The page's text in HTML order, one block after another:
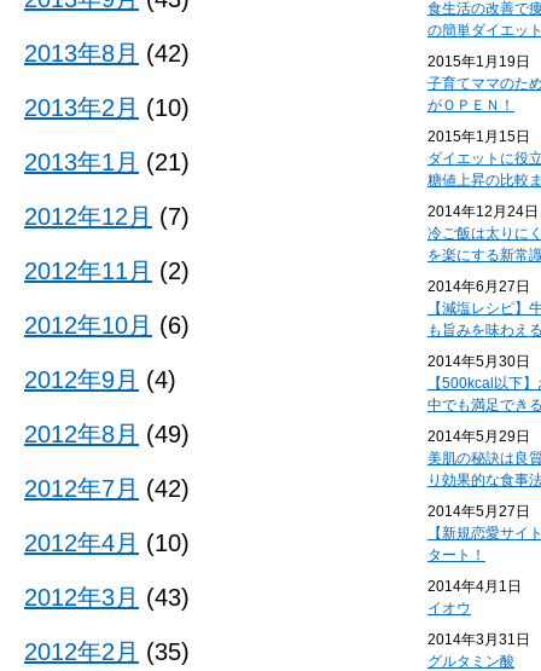
食生活の改善で
の簡単ダイエッ
2015年1月19日
子育てママのた
がＯＰＥＮ！
2015年1月15日
ダイエットに役
糖値上昇の比較
2014年12月24日
冷ご飯は太りに
を楽にする新常
2014年6月27日
【減塩レシピ】
も旨みを味わえ
2014年5月30日
【500kcal以下
中でも満足でき
2014年5月29日
美肌の秘訣は良
り効果的な食事
2014年5月27日
【新規恋愛サイ
タート！
2014年4月1日
イオウ
2014年3月31日
グルタミン酸
2013年8月 (42)
2013年2月 (10)
2013年1月 (21)
2012年12月 (7)
2012年11月 (2)
2012年10月 (6)
2012年9月 (4)
2012年8月 (49)
2012年7月 (42)
2012年4月 (10)
2012年3月 (43)
2012年2月 (35)